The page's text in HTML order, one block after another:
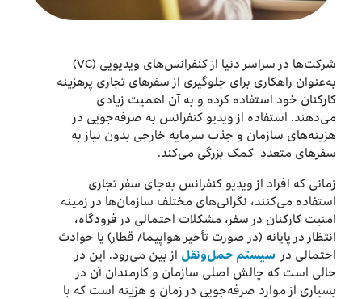
ترابرد به ایرانسل
EN
شرکت‌ها در سراسر دنیا از کنفرانس‌های ویدیویی (VC)
به‌عنوان راهکاری برای جلوگیری از سفرهای تجاری پرهزینه
کارکنان خود استفاده کرده و به آن اهمیت زیادی
می‌دهند. استفاده از ویدیو کنفرانس به صرفه‌جویی در
هزینه‌های سازمان و جذب سرمایه خارجی بدون نیاز به
سفرهای متعدد کمک بزرگی می‌کند.
زمانی که افراد از ویدیو کنفرانس به‌جای سفر تجاری
استفاده می‌کنند، نگرانی‌های مختلف سازمان‌ها در زمینه
امنیت کارکنان در سفر، مشکلات احتمالی در فرودگاه،
انتظار در پایانه (در صورت تأخیر هواپیما/ قطار) یا حوادث
احتمالی در سیستم حمل‌ونقل از بین می‌رود. این در
حالی است که چالش اصلی سازمان و کارمندان آن در
بسیاری از موارد صرفه‌جویی در زمان و هزینه است که با